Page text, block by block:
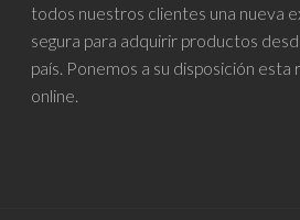
todos nuestros clientes una nueva
segura para adquirir productos
país. Ponemos a su disposición
online.